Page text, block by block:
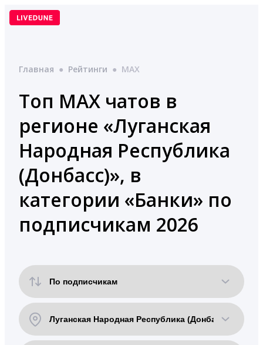
Перейти
Главная ● Рейтинги ● MAX
Топ MAX чатов в
регионе «Луганская
Народная Республика
(Донбасс)», в
категории «Банки» по
подписчикам 2026